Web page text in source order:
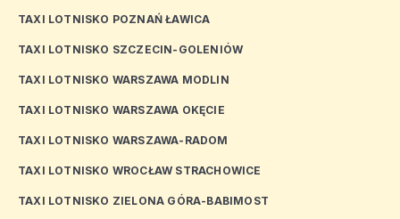
TAXI LOTNISKO POZNAŃ ŁAWICA
TAXI LOTNISKO SZCZECIN-GOLENIÓW
TAXI LOTNISKO WARSZAWA MODLIN
TAXI LOTNISKO WARSZAWA OKĘCIE
TAXI LOTNISKO WARSZAWA-RADOM
TAXI LOTNISKO WROCŁAW STRACHOWICE
TAXI LOTNISKO ZIELONA GÓRA-BABIMOST